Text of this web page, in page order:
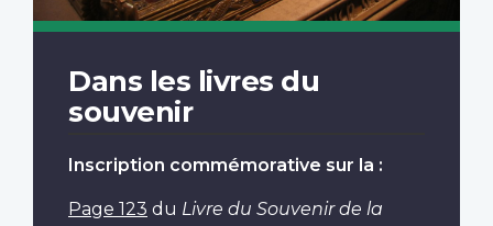
Dans les livres du
souvenir
Inscription commémorative sur la :
Page 123 du Livre du Souvenir de la